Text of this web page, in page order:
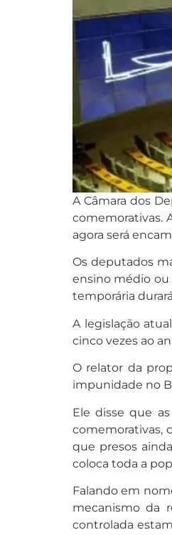
A Câmara dos
comemorativas.
agora será
Os deputados
ensino médio ou
temporária
A legislação
cinco vezes ao
O relator da
impunidade no
Ele disse que
comemorativas,
que presos
coloca toda a
Falando em
mecanismo da
controlada